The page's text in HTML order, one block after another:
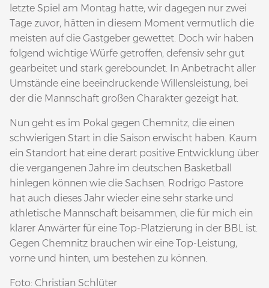
letzte Spiel am Montag hatte, wir dagegen nur zwei
Tage zuvor, hätten in diesem Moment vermutlich die
meisten auf die Gastgeber gewettet. Doch wir haben
folgend wichtige Würfe getroffen, defensiv sehr gut
gearbeitet und stark gereboundet. In Anbetracht aller
Umstände eine beeindruckende Willensleistung, bei
der die Mannschaft großen Charakter gezeigt hat.
Nun geht es im Pokal gegen Chemnitz, die einen
schwierigen Start in die Saison erwischt haben. Kaum
ein Standort hat eine derart positive Entwicklung über
die vergangenen Jahre im deutschen Basketball
hinlegen können wie die Sachsen. Rodrigo Pastore
hat auch dieses Jahr wieder eine sehr starke und
athletische Mannschaft beisammen, die für mich ein
klarer Anwärter für eine Top-Platzierung in der BBL ist.
Gegen Chemnitz brauchen wir eine Top-Leistung,
vorne und hinten, um bestehen zu können.
Foto: Christian Schlüter